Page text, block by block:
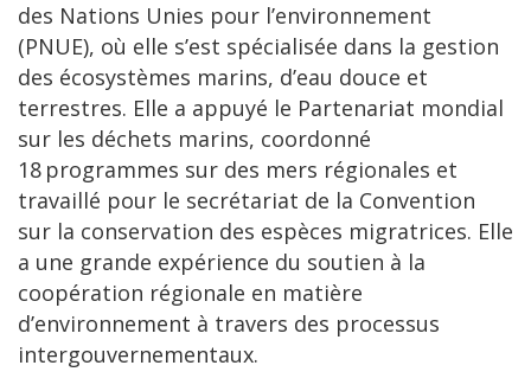
des Nations Unies pour l’environnement
(PNUE), où elle s’est spécialisée dans la gestion
des écosystèmes marins, d’eau douce et
terrestres. Elle a appuyé le Partenariat mondial
sur les déchets marins, coordonné
18 programmes sur des mers régionales et
travaillé pour le secrétariat de la Convention
sur la conservation des espèces migratrices. Elle
a une grande expérience du soutien à la
coopération régionale en matière
d’environnement à travers des processus
intergouvernementaux.